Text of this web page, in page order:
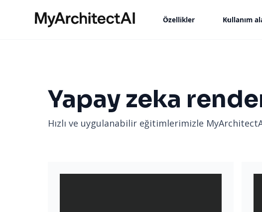
Özellikler Kullanım
Yapay zeka
Hızlı ve uygulanabilir eğitimlerimizle